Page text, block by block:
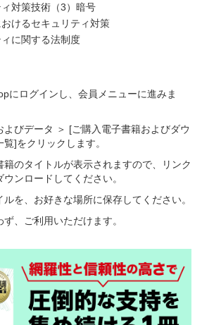
対策技術（3）暗号
けるセキュリティ対策
に関する法制度
にログインし、会員メニューに進みま
よびデータ ＞ [ご購入電子書籍およびダウ
]をクリックします。
籍のタイトルが表示されますので、リンク
ンロードしてください。
を、お好きな場所に保存してください。
、ご利用いただけます。